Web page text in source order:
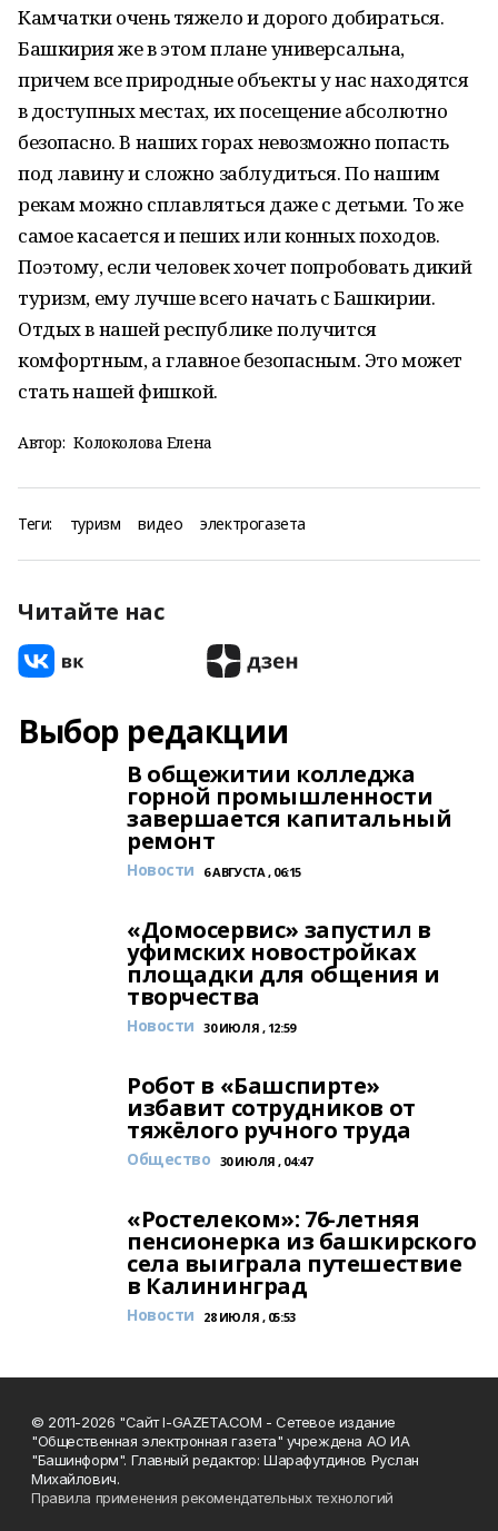
Камчатки очень тяжело и дорого добираться.
Башкирия же в этом плане универсальна,
причем все природные объекты у нас находятся
в доступных местах, их посещение абсолютно
безопасно. В наших горах невозможно попасть
под лавину и сложно заблудиться. По нашим
рекам можно сплавляться даже с детьми. То же
самое касается и пеших или конных походов.
Поэтому, если человек хочет попробовать дикий
туризм, ему лучше всего начать с Башкирии.
Отдых в нашей республике получится
комфортным, а главное безопасным. Это может
стать нашей фишкой.
Автор: Колоколова Елена
Теги: туризм видео электрогазета
Читайте нас
Выбор редакции
В общежитии колледжа
горной промышленности
завершается капитальный
ремонт
Новости 6 АВГУСТА , 06:15
«Домосервис» запустил в
уфимских новостройках
площадки для общения и
творчества
Новости 30 ИЮЛЯ , 12:59
Робот в «Башспирте»
избавит сотрудников от
тяжёлого ручного труда
Общество 30 ИЮЛЯ , 04:47
«Ростелеком»: 76-летняя
пенсионерка из башкирского
села выиграла путешествие
в Калининград
Новости 28 ИЮЛЯ , 05:53
© 2011-2026 "Сайт I-GAZETA.COM - Сетевое издание
"Общественная электронная газета" учреждена АО ИА
"Башинформ". Главный редактор: Шарафутдинов Руслан
Михайлович.
Правила применения рекомендательных технологий